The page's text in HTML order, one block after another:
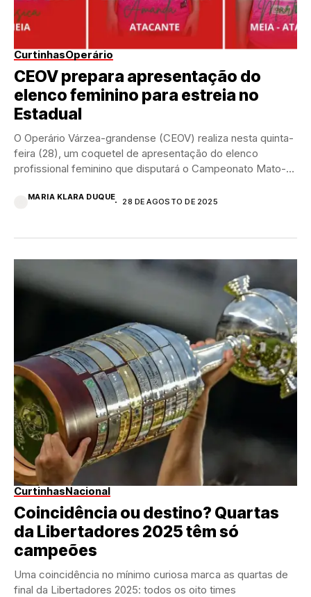
CurtinhasOperário
CEOV prepara apresentação do
elenco feminino para estreia no
Estadual
O Operário Várzea-grandense (CEOV) realiza nesta quinta-
feira (28), um coquetel de apresentação do elenco
profissional feminino que disputará o Campeonato Mato-
MARIA KLARA DUQUE
28 DE AGOSTO DE 2025
CurtinhasNacional
Coincidência ou destino? Quartas
da Libertadores 2025 têm só
campeões
Uma coincidência no mínimo curiosa marca as quartas de
final da Libertadores 2025: todos os oito times